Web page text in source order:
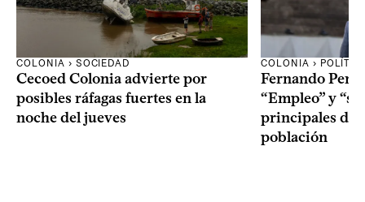
COLONIA › SOCIEDAD
Cecoed Colonia advierte por
posibles ráfagas fuertes en la
noche del jueves
COLONIA ›
Fernando
“Empleo” y
principales
población